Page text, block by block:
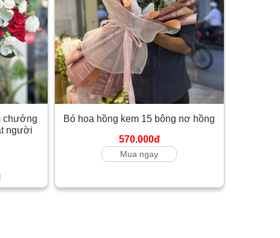
chướng
người
Bó hoa hồng kem 15 bông nơ hồng
570.000đ
Mua ngay